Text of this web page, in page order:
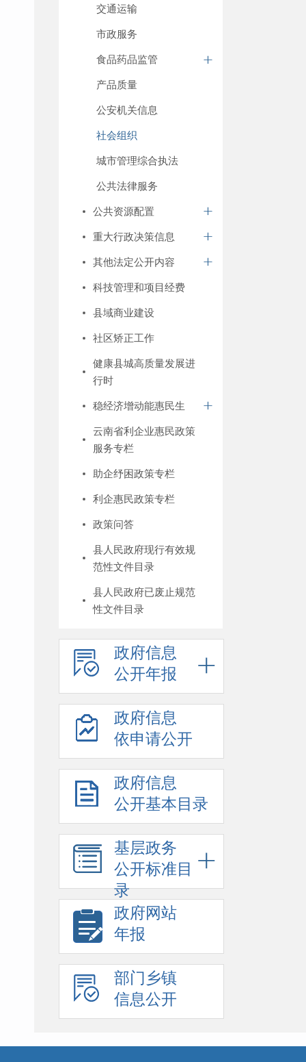
交通运输
市政服务
食品药品监管
产品质量
公安机关信息
社会组织
城市管理综合执法
公共法律服务
公共资源配置
重大行政决策信息
其他法定公开内容
科技管理和项目经费
县域商业建设
社区矫正工作
健康县城高质量发展进
行时
稳经济增动能惠民生
云南省利企业惠民政策
服务专栏
助企纾困政策专栏
利企惠民政策专栏
政策问答
县人民政府现行有效规
范性文件目录
县人民政府已废止规范
性文件目录
政府信息
公开年报
政府信息
依申请公开
政府信息
公开基本目录
基层政务
公开标准目
录
政府网站
年报
部门乡镇
信息公开